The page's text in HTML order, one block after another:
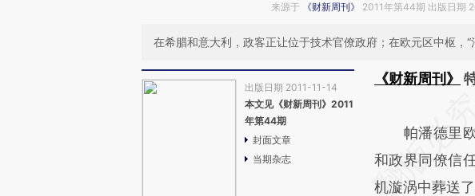
来源于 《财新周刊》 2011年第44期 出版日期
在希腊和意大利，政客正让位于技术官僚政府；在欧元区中枢，“
出版日期 2011-11-14
本文见《财新周刊》2011
年第44期
封面文章
当期杂志
《财新周刊》
AI基
[https://
(https://
帕潘德里欧
和政界同僚信
机漩涡中葬送